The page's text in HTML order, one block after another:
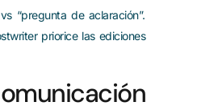
“pregunta de aclaración”.
priorice las ediciones